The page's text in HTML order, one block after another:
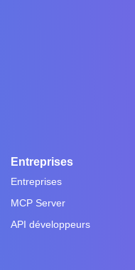
Entreprises
Entreprises
MCP Server
API développeurs